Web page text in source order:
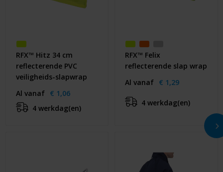
RFX™ Hitz 34 cm
reflecterende PVC
veiligheids-slapwrap
Al vanaf € 1,06
4 werkdag(en)
RFX™ Felix
reflecterende slap wrap
Al vanaf € 1,29
4 werkdag(en)